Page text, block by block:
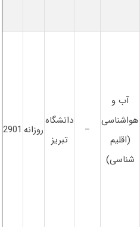
آب و
هواشناسی
(اقلیم
شناسی)
–
دانشگاه
تبریز
روزانه 2901